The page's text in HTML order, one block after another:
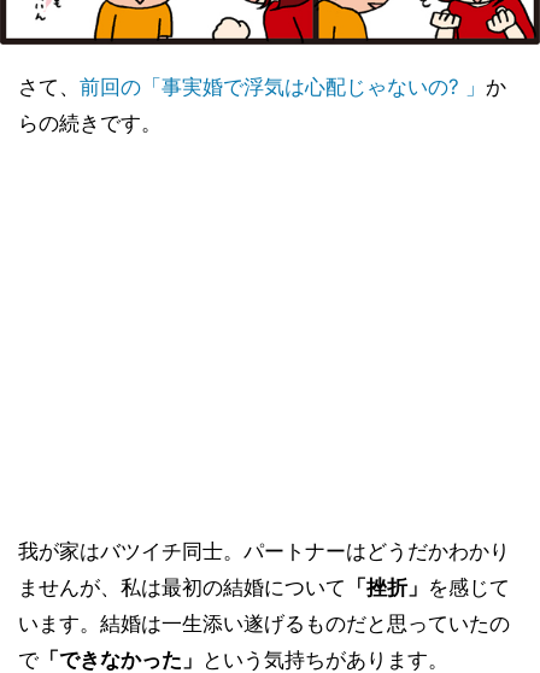
さて、 前回の「事実婚で浮気は心配じゃないの? 」 か
らの続きです。
我が家はバツイチ同士。パートナーはどうだかわかり
ませんが、私は最初の結婚について 「挫折」 を感じて
います。結婚は一生添い遂げるものだと思っていたの
で「できなかった」 という気持ちがあります。